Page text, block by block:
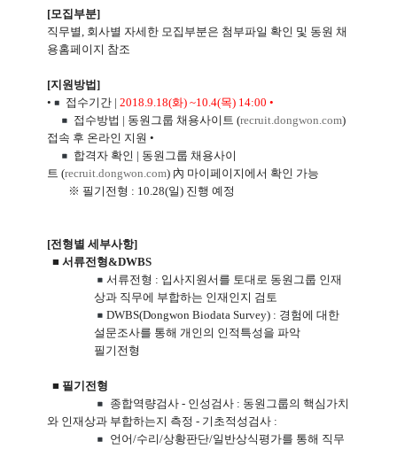
[모집부분]
직무별, 회사별 자세한 모집부분은 첨부파일 확인 및 동원 채
용홈페이지 참조
[지원방법 ]
•
접수기간 |2018.9.18(화) ~10.4(목) 14:00 •
접수방법 | 동원그룹 채용사이트 (recruit.dongwon.com)
접속 후 온라인 지원 •
합격자 확인 | 동원그룹 채용사이
트 (recruit.dongwon.com) 內 마이페이지에서 확인 가능
※ 필기전형 : 10.28(일) 진행 예정
[전형별 세부사항]
■ 서류전형&DWBS
서류전형 : 입사지원서를 토대로 동원그룹 인재
상과 직무에 부합하는 인재인지 검토
DWBS(Dongwon Biodata Survey) : 경험에 대한
설문조사를 통해 개인의 인적특성을 파악
필기전형
■ 필기전형
종합역량검사- 인성검사: 동원그룹의 핵심가치
와 인재상과 부합하는지 측정 - 기초적성검사 :
언어/수리/상황판단/일반상식평가를 통해 직무